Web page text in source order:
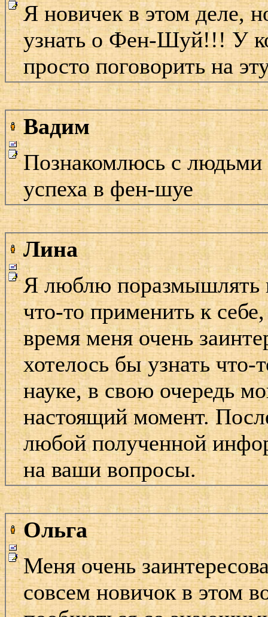
Я новичек в этом деле,
узнать о Фен-Шуй!!! У
просто поговорить на
Вадим
Познакомлюсь с людьми
успеха в фен-шуе
Лина
Я люблю поразмышлять
что-то применить к
время меня очень
хотелось бы узнать что-
науке, в свою очередь
настоящий момент.
любой полученной
на ваши вопросы.
Ольга
Меня очень
совсем новичок в этом